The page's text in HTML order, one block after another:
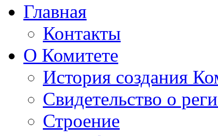
Главная
Контакты
О Комитете
История создания
Свидетельство о
Строение